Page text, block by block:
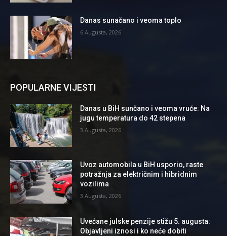
Danas sunačano i veoma toplo
6 Augusta, 2026
POPULARNE VIJESTI
Danas u BiH sunčano i veoma vruće: Na
jugu temperatura do 42 stepena
3 Augusta, 2026
Uvoz automobila u BiH usporio, raste
potražnja za električnim i hibridnim
vozilima
3 Augusta, 2026
Uvećane julske penzije stižu 5. augusta:
Objavljeni iznosi i ko neće dobiti